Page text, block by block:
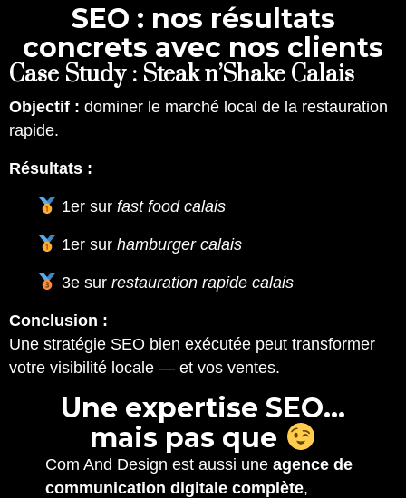
SEO : nos résultats
concrets avec nos clients
Case Study : Steak n’Shake Calais
Objectif : dominer le marché local de la restauration
rapide.
Résultats :
1er sur fast food calais
1er sur hamburger calais
3e sur restauration rapide calais
Conclusion :
Une stratégie SEO bien exécutée peut transformer
votre visibilité locale — et vos ventes.
Une expertise SEO…
mais pas que
Com And Design est aussi une agence de
communication digitale complète,